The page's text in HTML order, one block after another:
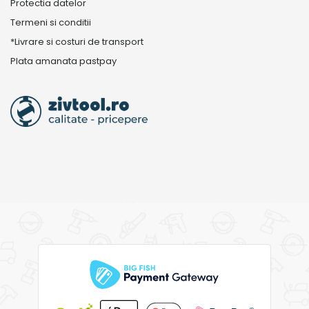
Protectia datelor
Termeni si conditii
*Livrare si costuri de transport
Plata amanata pastpay